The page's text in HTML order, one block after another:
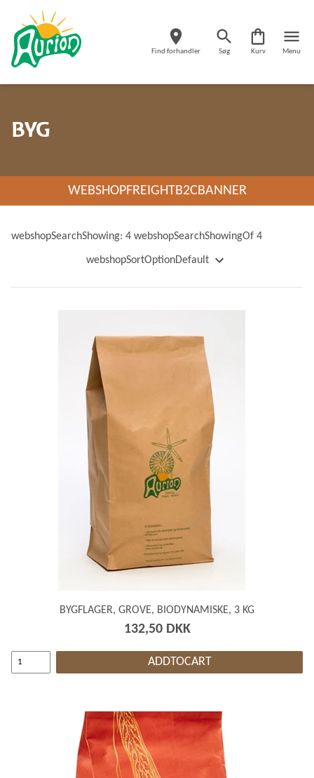
Find forhandler Søg Kurv Menu
BYG
WEBSHOPFREIGHTB2CBANNER
webshopSearchShowing: 4 webshopSearchShowingOf 4
webshopSortOptionDefault
webshopSortOptionName
webshopSortOptionPriceDescending
webshopSortOptionWeight
webshopSortOptionWeightDescending
webshopSortOptionNewest
webshopSortOptionOldest
BYGFLAGER, GROVE, BIODYNAMISKE, 3 KG
132,50 DKK
ADDTOCART